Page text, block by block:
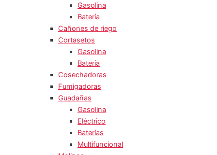
Gasolina
Batería
Cañones de riego
Cortasetos
Gasolina
Batería
Cosechadoras
Fumigadoras
Guadañas
Gasolina
Eléctrico
Baterías
Multifuncional